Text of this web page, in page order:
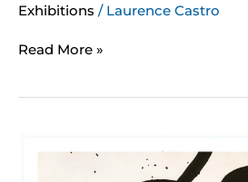
Exhibitions / Laurence Castro
Read More »